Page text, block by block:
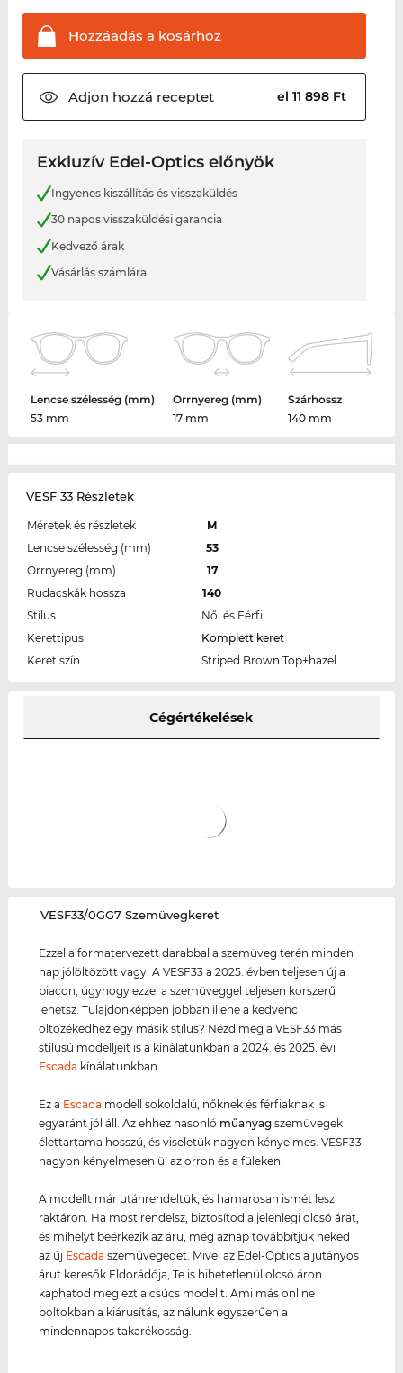
Hozzáadás a kosárhoz
Adjon hozzá receptet el 11 898 Ft
Exkluzív Edel-Optics előnyök
Ingyenes kiszállítás és visszaküldés
30 napos visszaküldési garancia
Kedvező árak
Vásárlás számlára
Lencse szélesség (mm)
53 mm
Orrnyereg (mm)
17 mm
Szárhossz
140 mm
VESF 33 Részletek
Méretek és részletek
M
Lencse szélesség (mm)
53
Orrnyereg (mm)
17
Rudacskák hossza
140
Stílus
Női és Férfi
Kerettipus
Komplett keret
Keret szín
Striped Brown Top+hazel
Cégértékelések
‌VESF33/0GG7 Szemüvegkeret
Ezzel a formatervezett darabbal a szemüveg terén minden
nap jólöltözött vagy. A VESF33 a 2025. évben teljesen új a
piacon, úgyhogy ezzel a szemüveggel teljesen korszerű
lehetsz. Tulajdonképpen jobban illene a kedvenc
öltözékedhez egy másik stílus? Nézd meg a VESF33 más
stílusú modelljeit is a kínálatunkban a 2024. és 2025. évi
Escada kínálatunkban.
Ez a Escada modell sokoldalú, nőknek és férfiaknak is
egyaránt jól áll. Az ehhez hasonló műanyag szemüvegek
élettartama hosszú, és viseletük nagyon kényelmes. VESF33
nagyon kényelmesen ül az orron és a füleken.
A modellt már utánrendeltük, és hamarosan ismét lesz
raktáron. Ha most rendelsz, biztosítod a jelenlegi olcsó árat,
és mihelyt beérkezik az áru, még aznap továbbítjuk neked
az új Escada szemüvegedet. Mivel az Edel-Optics a jutányos
árut keresők Eldorádója, Te is hihetetlenül olcsó áron
kaphatod meg ezt a csúcs modellt. Ami más online
boltokban a kiárusítás, az nálunk egyszerűen a
mindennapos takarékosság.